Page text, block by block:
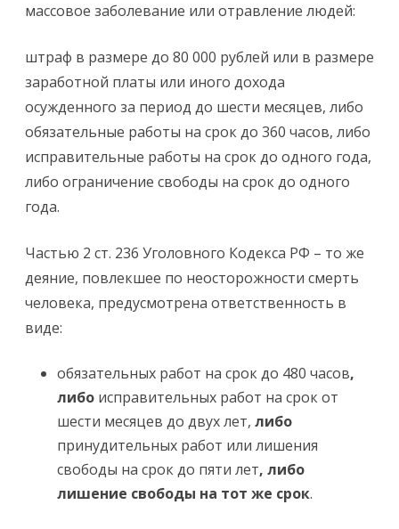
массовое заболевание или отравление людей:
штраф в размере до 80 000 рублей или в размере
заработной платы или иного дохода
осужденного за период до шести месяцев, либо
обязательные работы на срок до 360 часов, либо
исправительные работы на срок до одного года,
либо ограничение свободы на срок до одного
года.
Частью 2 ст. 236 Уголовного Кодекса РФ – то же
деяние, повлекшее по неосторожности смерть
человека, предусмотрена ответственность в
виде:
обязательных работ на срок до 480 часов,
либо исправительных работ на срок от
шести месяцев до двух лет, либо
принудительных работ или лишения
свободы на срок до пяти лет, либо
лишение свободы на тот же срок.